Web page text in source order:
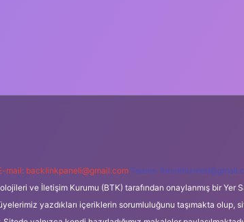
mail: backlinkpaneli@gmail.com Teams:
ve İletişim Kurumu (BTK) tarafından onaylanmış bir
yazdıkları içeriklerin sorumluluğunu taşımakta